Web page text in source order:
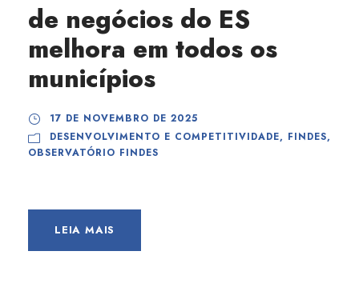
de negócios do ES
melhora em todos os
municípios
17 DE NOVEMBRO DE 2025
DESENVOLVIMENTO E COMPETITIVIDADE, FINDES,
OBSERVATÓRIO FINDES
LEIA MAIS